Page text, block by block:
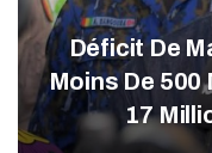
Déficit De
Moins De
17